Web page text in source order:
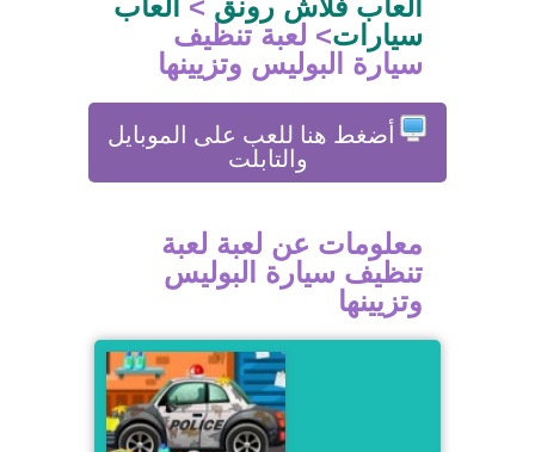
العاب فلاش رونق > العاب
سيارات> لعبة تنظيف
سيارة البوليس وتزيينها
أضغط هنا للعب على الموبايل
والتابلت
معلومات عن لعبة لعبة
تنظيف سيارة البوليس
وتزيينها